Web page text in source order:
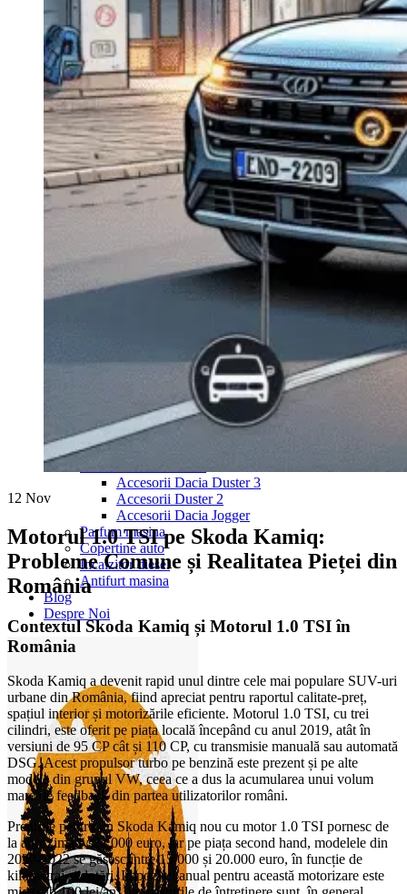
Navigație Mercedes C Class W203
Navigație Mercedes C Class W204
Navigație Mercedes W203
Navigație Mercedes W204
Navigație Mercedes W211
Navigație Mercedes Sprinter
Passat
Navigație Passat B5
Navigație Passat B5 5
Navigație Passat B6
Navigație Passat B7
Navigație Passat B8
Navigație Passat CC
Navigație Skoda Fabia 1
Navigație Skoda Fabia 2
Navigație Skoda Octavia 1
Navigație Skoda Octavia 2
Navigație Skoda Rapid
Navigație Skoda Superb 1
Navigație Skoda Superb 2
Navigație Toyota Avensis T25
Portbagaj Plafon Auto
Sub 350 Litri
Peste 350 Litri
Accesorii Dacia Duster 3
Accesorii Duster 2
Accesorii Dacia Jogger
Parfum masina
Copertine auto
Incalzitor diesel
Antifurt masina
Blog
Despre Noi
12 Nov
Motorul 1.0 TSI pe Skoda Kamiq:
Probleme Comune și Realitatea Pieței din
România
Contextul Skoda Kamiq și Motorul 1.0 TSI în
România
Skoda Kamiq a devenit rapid unul dintre cele mai populare SUV-uri
urbane din România, fiind apreciat pentru raportul calitate-preț,
spațiul interior și motorizările eficiente. Motorul 1.0 TSI, cu trei
cilindri, este oferit pe piața locală începând cu anul 2019, atât în
versiuni de 95 CP cât și 110 CP, cu transmisie manuală sau automată
DSG. Acest propulsor turbo pe benzină este prezent și pe alte
modele din grupul VW, ceea ce a dus la acumularea unui volum
mare de feedback din partea utilizatorilor români.
Prețurile pentru un Skoda Kamiq nou cu motor 1.0 TSI pornesc de
la aproximativ 22.000 euro, iar pe piața second hand, modelele din
2020-2022 se găsesc între 15.000 și 20.000 euro, în funcție de
kilometraj și dotări. Impozitul anual pentru această motorizare este